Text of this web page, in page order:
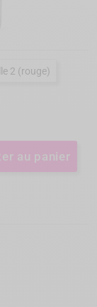
2 (rouge)
au panier